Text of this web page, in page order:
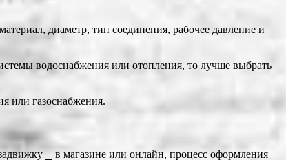
диаметр, тип соединения, рабочее давление и
водоснабжения или отопления, то лучше выбрать
или газоснабжения.
⎯ в магазине или онлайн, процесс оформления